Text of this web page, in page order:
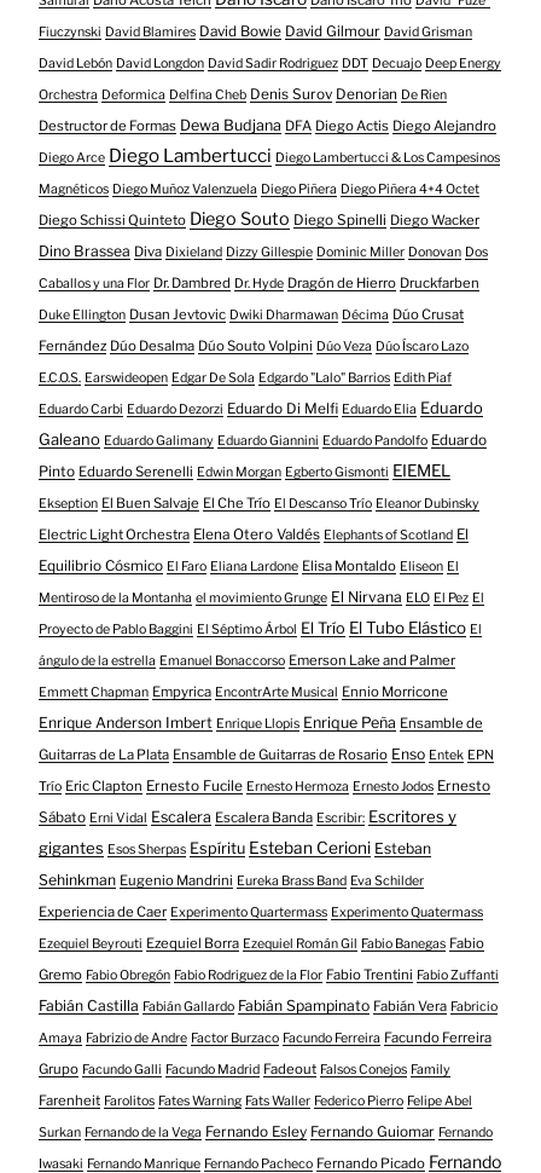
Fiuczynski David Blamires David Bowie David Gilmour David Grisman
David Lebón David Longdon David Sadir Rodriguez DDT Decuajo Deep Energy
Orchestra Deformica Delfina Cheb Denis Surov Denorian De Rien
Destructor de Formas Dewa Budjana DFA Diego Actis Diego Alejandro
Diego Arce Diego Lambertucci Diego Lambertucci & Los Campesinos
Magnéticos Diego Muñoz Valenzuela Diego Piñera Diego Piñera 4+4 Octet
Diego Schissi Quinteto Diego Souto Diego Spinelli Diego Wacker
Dino Brassea Diva Dixieland Dizzy Gillespie Dominic Miller Donovan Dos
Caballos y una Flor Dr. Dambred Dr. Hyde Dragón de Hierro Druckfarben
Duke Ellington Dusan Jevtovic Dwiki Dharmawan Décima Dúo Crusat
Fernández Dúo Desalma Dúo Souto Volpini Dúo Veza Dúo Íscaro Lazo
E.C.O.S. Earswideopen Edgar De Sola Edgardo "Lalo" Barrios Edith Piaf
Eduardo Carbi Eduardo Dezorzi Eduardo Di Melfi Eduardo Elia Eduardo
Galeano Eduardo Galimany Eduardo Giannini Eduardo Pandolfo Eduardo
Pinto Eduardo Serenelli Edwin Morgan Egberto Gismonti EIEMEL
Ekseption El Buen Salvaje El Che Trío El Descanso Trío Eleanor Dubinsky
Electric Light Orchestra Elena Otero Valdés Elephants of Scotland El
Equilibrio Cósmico El Faro Eliana Lardone Elisa Montaldo Eliseon El
Mentiroso de la Montanha el movimiento Grunge El Nirvana ELO El Pez El
Proyecto de Pablo Baggini El Séptimo Árbol El Trío El Tubo Elástico El
ángulo de la estrella Emanuel Bonaccorso Emerson Lake and Palmer
Emmett Chapman Empyrica EncontrArte Musical Ennio Morricone
Enrique Anderson Imbert Enrique Llopis Enrique Peña Ensamble de
Guitarras de La Plata Ensamble de Guitarras de Rosario Enso Entek EPN
Trío Eric Clapton Ernesto Fucile Ernesto Hermoza Ernesto Jodos Ernesto
Sábato Erni Vidal Escalera Escalera Banda Escribir: Escritores y
gigantes Esos Sherpas Espíritu Esteban Cerioni Esteban
Sehinkman Eugenio Mandrini Eureka Brass Band Eva Schilder
Experiencia de Caer Experimento Quartermass Experimento Quatermass
Ezequiel Beyrouti Ezequiel Borra Ezequiel Román Gil Fabio Banegas Fabio
Gremo Fabio Obregón Fabio Rodriguez de la Flor Fabio Trentini Fabio Zuffanti
Fabián Castilla Fabián Gallardo Fabián Spampinato Fabián Vera Fabricio
Amaya Fabrizio de Andre Factor Burzaco Facundo Ferreira Facundo Ferreira
Grupo Facundo Galli Facundo Madrid Fadeout Falsos Conejos Family
Farenheit Farolitos Fates Warning Fats Waller Federico Pierro Felipe Abel
Surkan Fernando de la Vega Fernando Esley Fernando Guiomar Fernando
Iwasaki Fernando Manrique Fernando Pacheco Fernando Picado Fernando